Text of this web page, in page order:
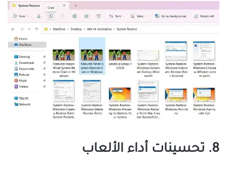
8. تحسينات أداء الألعاب